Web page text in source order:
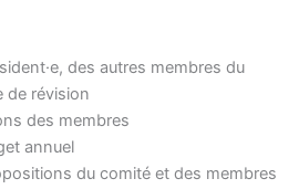
des autres membres du
de révision
des membres
annuel
du comité et des membres